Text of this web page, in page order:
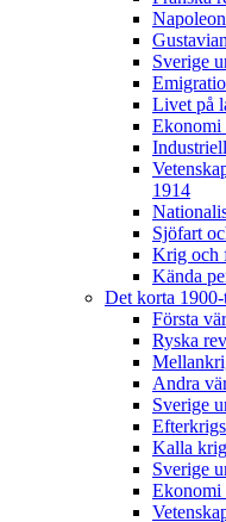
Sverige
Livet på
Ekonomi
1914
Sjöfart
Krig och
Kända
Det korta 1900-
Första
Ryska
Andra
Sverige
Kalla
Sverige
Ekonomi